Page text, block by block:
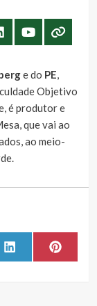
e do PE,
Objetivo
é produtor e
que vai ao
ao meio-
Share
on
LinkedIn Share
on